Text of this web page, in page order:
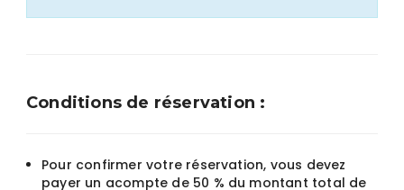
Conditions de réservation :
Pour confirmer votre réservation, vous devez
payer un acompte de 50 % du montant total de